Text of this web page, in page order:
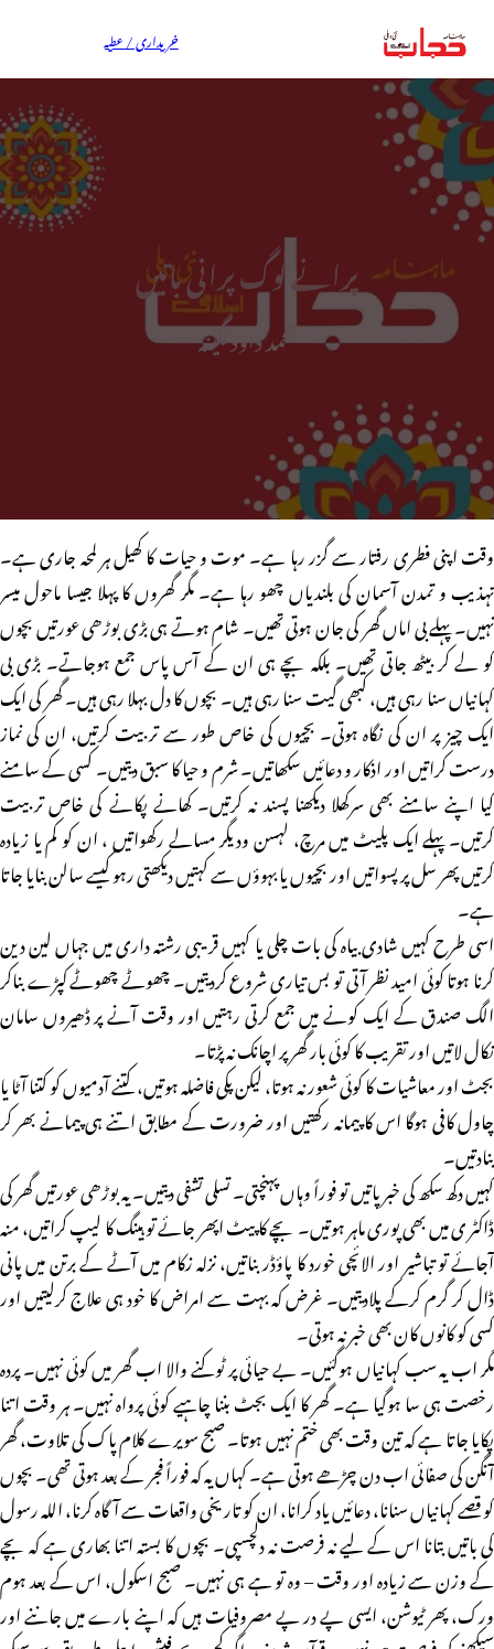
خریداری / عطیہ
پرانے لوگ پرانی باتیں
محمد داؤد نگینہ
وقت اپنی فطری رفتار سے گزر رہا ہے۔ موت و حیات کا کھیل ہر لمحہ جاری ہے۔
تہذیب و تمدن آسمان کی بلندیاں چھو رہا ہے۔ مگر گھروں کا پہلا جیسا ماحول میسر
نہیں۔ پہلے بی اماں گھر کی جان ہوتی تھیں۔ شام ہوتے ہی بڑی بوڑھی عورتیں بچوں
کو لے کر بیٹھ جاتی تھیں۔ بلکہ بچے ہی ان کے آس پاس جمع ہوجاتے۔ بڑی بی
کہانیاں سنا رہی ہیں، کبھی گیت سنا رہی ہیں۔ بچوں کا دل بہلا رہی ہیں۔ گھر کی ایک
ایک چیز پر ان کی نگاہ ہوتی۔ بچیوں کی خاص طور سے تربیت کرتیں، ان کی نماز
درست کراتیں اور اذکار و دعائیں سکھاتیں۔ شرم و حیا کا سبق دیتیں۔ کسی کے سامنے
کیا اپنے سامنے بھی سرکھلا دیکھنا پسند نہ کرتیں۔ کھانے پکانے کی خاص تربیت
کرتیں۔ پہلے ایک پلیٹ میں مرچ، لہسن ودیگر مسالے رکھواتیں ، ان کو کم یا زیادہ
کرتیں پھر سل پر پسواتیں اور بچیوں یا بہوؤں سے کہتیں دیکھتی رہو کیسے سالن بنایا جاتا
ہے۔
اسی طرح کہیں شادی بیاہ کی بات چلی یا کہیں قریبی رشتہ داری میں جہاں لین دین
کرنا ہوتا کوئی امید نظر آتی تو بس تیاری شروع کردیتیں۔ چھوٹے چھوٹے کپڑے بناکر
الگ صندق کے ایک کونے میں جمع کرتی رہتیں اور وقت آنے پر ڈھیروں سامان
نکال لاتیں اور تقریب کا کوئی بار گھر پر اچانک نہ پڑتا۔
بجٹ اور معاشیات کا کوئی شعور نہ ہوتا، لیکن پکی فاضلہ ہوتیں، کتنے آدمیوں کو کتنا آٹا یا
چاول کافی ہوگا اس کا پیمانہ رکھتیں اور ضرورت کے مطابق اتنے ہی پیمانے بھر کر
بنادتیں۔
کہیں دکھ سکھ کی خبر پاتیں تو فوراً وہاں پہنچتی۔ تسلی تشفی دیتیں۔ یہ بوڑھی عورتیں گھر کی
ڈاکٹر ی میں بھی پوری ماہر ہوتیں۔ بچے کا پیٹ اپھر جائے تو ہینگ کا لیپ کراتیں، منہ
آجائے تو تباشیر اور الائچی خورد کا پاؤڈر بناتیں، نزلہ زکام میں آٹے کے برتن میں پانی
ڈال کر گرم کرکے پلادیتیں۔ غرض کہ بہت سے امراض کا خود ہی علاج کرلیتیں اور
کسی کو کانوں کان بھی خبر نہ ہوتی۔
مگر اب یہ سب کہانیاں ہوگئیں۔ بے حیائی پر ٹوکنے والا اب گھر میں کوئی نہیں۔ پردہ
رخصت ہی سا ہوگیا ہے۔ گھر کا ایک بجٹ بننا چاہیے کوئی پرواہ نہیں۔ ہر وقت اتنا
پکایا جاتا ہے کہ تین وقت بھی ختم نہیں ہوتا۔ صبح سویرے کلام پاک کی تلاوت، گھر
آنگن کی صفائی اب دن چڑھے ہوتی ہے۔ کہاں یہ کہ فوراً فجر کے بعد ہوتی تھی۔ بچوں
کو قصے کہانیاں سنانا، دعائیں یاد کرانا، ان کو تاریخی واقعات سے آگاہ کرنا، اللہ رسول
کی باتیں بتانا اس کے لیے نہ فرصت نہ دلچسپی۔ بچوں کا بستہ اتنا بھاری ہے کہ بچے
کے وزن سے زیادہ اور وقت – وہ تو ہے ہی نہیں۔ صبح اسکول، اس کے بعد ہوم
ورک، پھر ٹیوشن، ایسی پے در پے مصروفیات ہیں کہ اپنے بارے میں جاننے اور